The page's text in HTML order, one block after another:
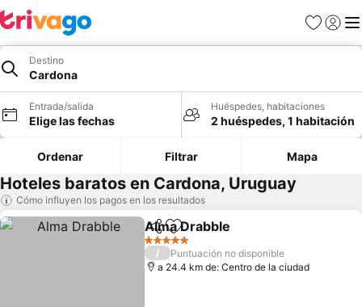
Favoritos
Iniciar
Destino
Cardona
Entrada/salida
Elige las fechas
Huéspedes, habitaciones
2 huéspedes, 1 habitación
Ordenar Filtrar Mapa
Hoteles baratos en Cardona, Uruguay
Cómo influyen los pagos en los resultados
CompartirAñadir a favoritos
Alma Drabble
5 Estrellas
/
Puntuación no disponible
a 24.4 km de: Centro de la ciudad